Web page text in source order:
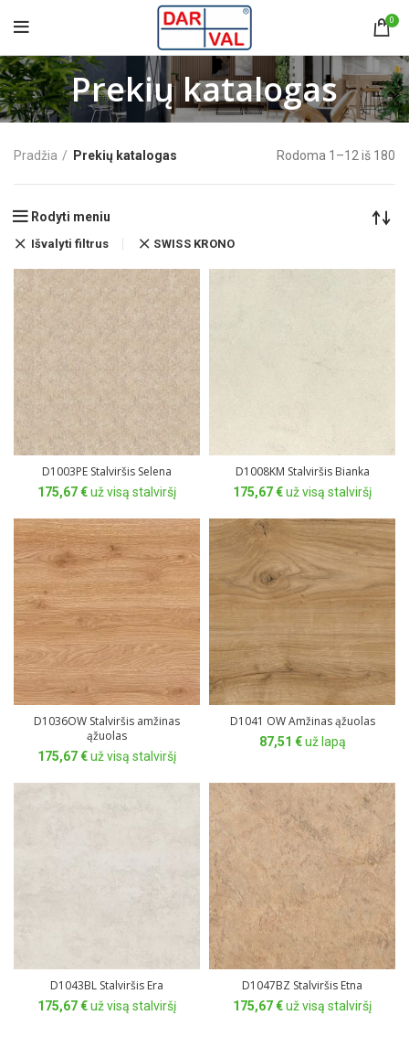
0
Prekių katalogas
Pradžia Prekių katalogas Rodoma 1–12 iš 180
Rodyti meniu
Išvalyti filtrus SWISS KRONO
D1003PE Stalviršis Selena
175,67€už visą stalviršį
D1008KM Stalviršis Bianka
175,67€už visą stalviršį
D1036OW Stalviršis amžinas
ąžuolas
175,67€už visą stalviršį
D1041 OW Amžinas ąžuolas
87,51 € už lapą
D1043BL Stalviršis Era
175,67€už visą stalviršį
D1047BZ Stalviršis Etna
175,67€už visą stalviršį